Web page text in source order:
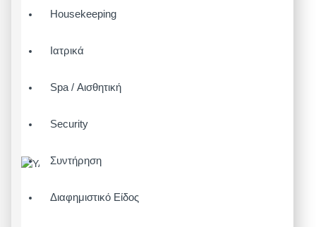
Housekeeping
Ιατρικά
Spa / Αισθητική
Security
Συντήρηση
Διαφημιστικό Είδος